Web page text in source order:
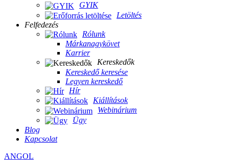
GYIK
Letöltés
Felfedezés
Rólunk
Márkanagykövet
Karrier
Kereskedők
Kereskedő keresése
Legyen kereskedő
Hír
Kiállítások
Webinárium
Ügy
Blog
Kapcsolat
ANGOL